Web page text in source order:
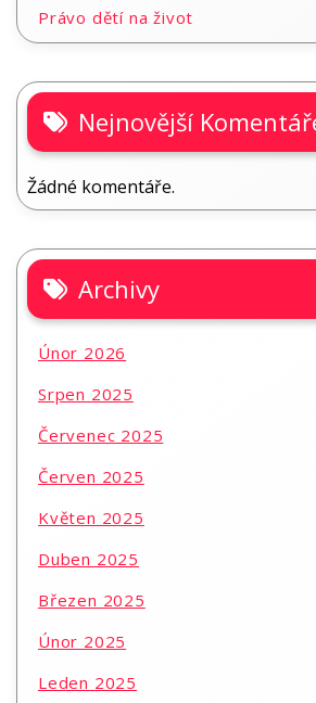
Právo dětí na život
Nejnovější
Žádné komentáře.
Archivy
Únor 2026
Srpen 2025
Červenec 2025
Červen 2025
Květen 2025
Duben 2025
Březen 2025
Únor 2025
Leden 2025